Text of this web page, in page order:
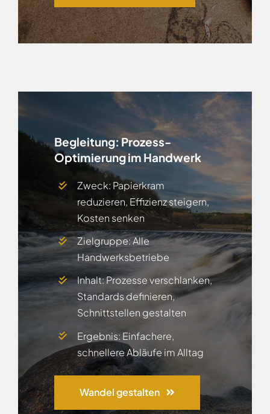
Begleitung:Prozess-
Optimierung im Handwerk
Zweck: Papierkram
reduzieren, Effizienz steigern,
Kosten senken
Zielgruppe: Alle
Handwerksbetriebe
Inhalt: Prozesse verschlanken,
Standards definieren,
Schnittstellen gestalten
Ergebnis: Einfachere,
schnellere Abläufe im Alltag
Wandel gestalten